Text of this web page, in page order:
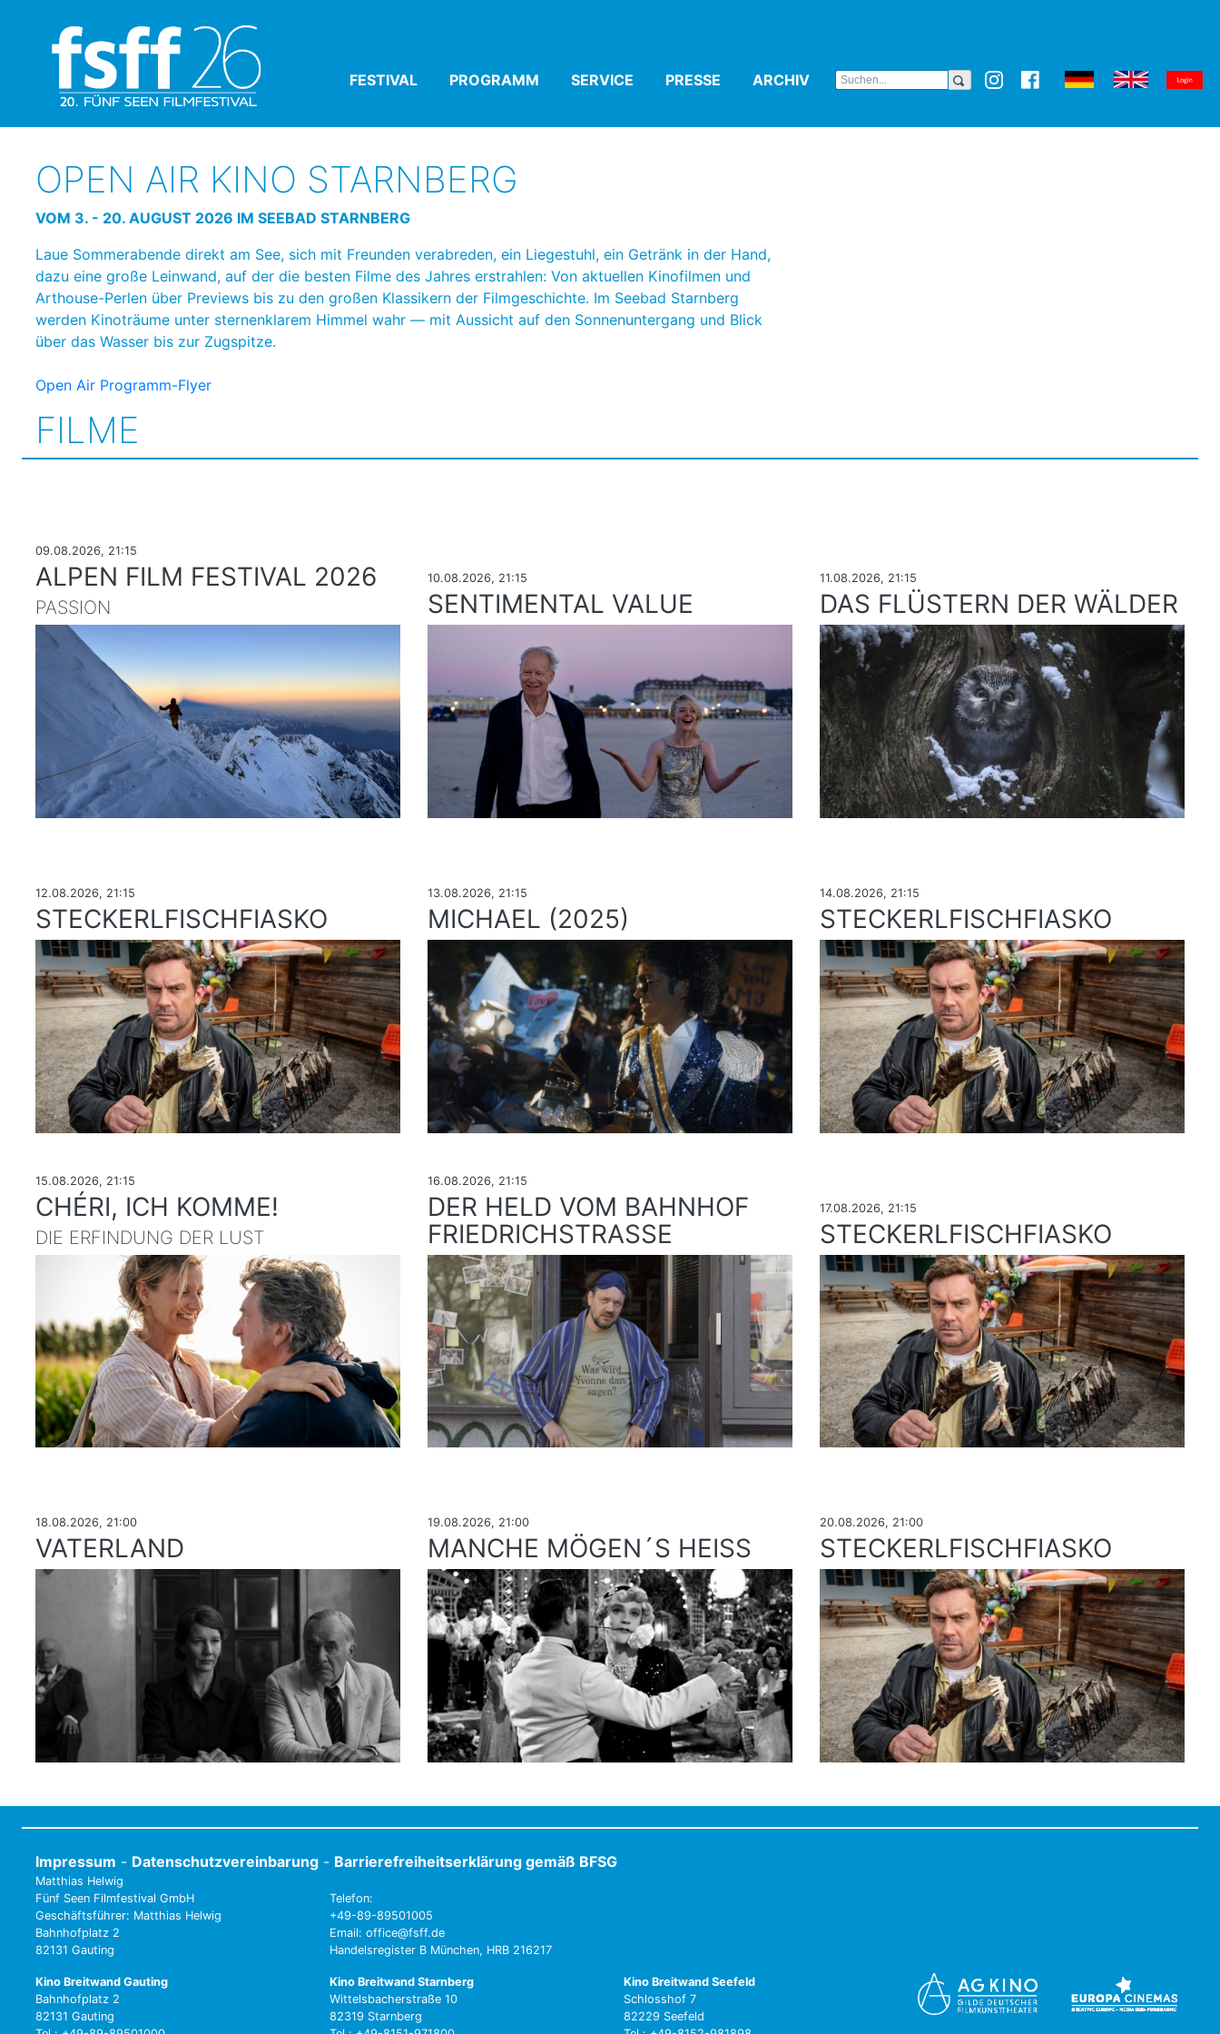
FESTIVAL(CURRENT)
PROGRAMM (CURRENT)
SERVICE (CURRENT)
PRESSE (CURRENT)
ARCHIV (CURRENT)
OPEN AIR KINO STARNBERG
VOM 3. - 20. AUGUST 2026 IM SEEBAD STARNBERG
Laue Sommerabende direkt am See, sich mit Freunden verabreden, ein Liegestuhl, ein Getränk in der Hand,
dazu eine große Leinwand, auf der die besten Filme des Jahres erstrahlen: Von aktuellen Kinofilmen und
Arthouse-Perlen über Previews bis zu den großen Klassikern der Filmgeschichte. Im Seebad Starnberg
werden Kinoträume unter sternenklarem Himmel wahr ― mit Aussicht auf den Sonnenuntergang und Blick
über das Wasser bis zur Zugspitze.
Open Air Programm-Flyer
FILME
09.08.2026, 21:15
ALPEN FILM FESTIVAL 2026
PASSION
10.08.2026, 21:15
SENTIMENTAL VALUE
11.08.2026, 21:15
DAS FLÜSTERN DER WÄLDER
12.08.2026, 21:15
STECKERLFISCHFIASKO
13.08.2026, 21:15
MICHAEL (2025)
14.08.2026, 21:15
STECKERLFISCHFIASKO
15.08.2026, 21:15
CHÉRI, ICH KOMME!
DIE ERFINDUNG DER LUST
16.08.2026, 21:15
DER HELD VOM BAHNHOF
FRIEDRICHSTRASSE
17.08.2026, 21:15
STECKERLFISCHFIASKO
18.08.2026, 21:00
VATERLAND
19.08.2026, 21:00
MANCHE MÖGEN´S HEISS
20.08.2026, 21:00
STECKERLFISCHFIASKO
Impressum - Datenschutzvereinbarung - Barrierefreiheitserklärung gemäß BFSG
Matthias Helwig
Fünf Seen Filmfestival GmbH
Geschäftsführer: Matthias Helwig
Bahnhofplatz 2
82131 Gauting
Telefon:
+49-89-89501005
Email: office@fsff.de
Handelsregister B München, HRB 216217
Kino Breitwand Gauting
Bahnhofplatz 2
82131 Gauting
Kino Breitwand Starnberg
Wittelsbacherstraße 10
82319 Starnberg
Kino Breitwand Seefeld
Schlosshof 7
82229 Seefeld